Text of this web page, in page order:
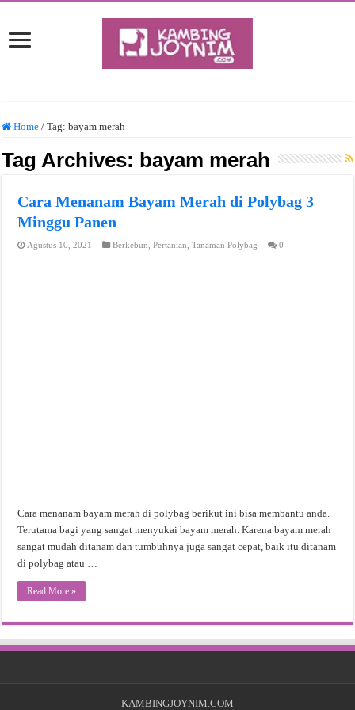
Home / Tag:bayam merah
Tag Archives: bayam merah
Cara Menanam Bayam Merah di Polybag 3
Minggu Panen
Agustus 10, 2021 Berkebun ,Pertanian ,Tanaman Polybag 0
Cara menanam bayam merah di polybag berikut ini bisa membantu anda.
Terutama bagi yang sangat menyukai bayam merah. Karena bayam merah
sangat mudah ditanam dan tumbuhnya juga sangat cepat, baik itu ditanam
di polybag atau …
Read More »
KAMBINGJOYNIM.COM